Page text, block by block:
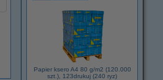
Papier ksero A4 80 g/m2 (120.000
szt.), 123drukuj (240 ryz)